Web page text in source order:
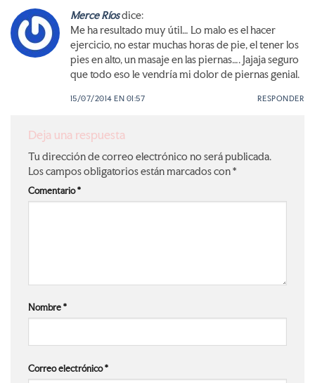
Merce Ríosdice:
Me ha resultado muy útil… Lo malo es el hacer
ejercicio, no estar muchas horas de pie, el tener los
pies en alto, un masaje en las piernas…. Jajaja seguro
que todo eso le vendría mi dolor de piernas genial.
15/07/2014 EN 01:57 RESPONDER
Deja una respuesta
Tu dirección de correo electrónico no será publicada.
Los campos obligatorios están marcados con*
Comentario*
Nombre*
Correo electrónico*